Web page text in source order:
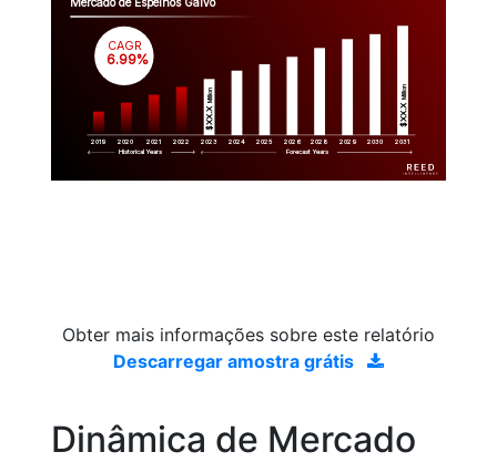
2019 2020 2021 2022 2023 2024 2025 2026 2028 2029 2030 2031
$XX.X
Million
$XX.X
Million
CAGR
6.99%
Historical Years Forecast Years
Obter mais informações sobre este relatório
Descarregar amostra grátis
Dinâmica de Mercado